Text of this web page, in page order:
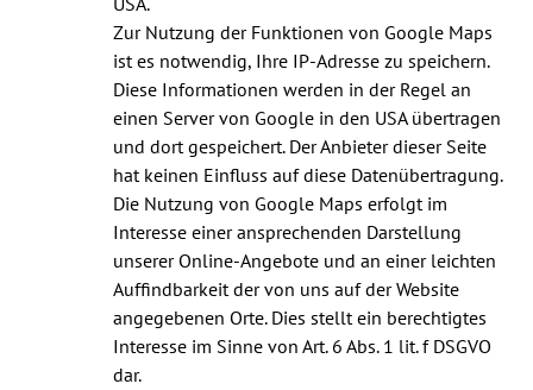
Zur Nutzung der Funktionen von Google Maps
ist es notwendig, Ihre IP-Adresse zu speichern.
Diese Informationen werden in der Regel an
einen Server von Google in den USA übertragen
und dort gespeichert. Der Anbieter dieser Seite
hat keinen Einfluss auf diese Datenübertragung.
Die Nutzung von Google Maps erfolgt im
Interesse einer ansprechenden Darstellung
unserer Online-Angebote und an einer leichten
Auffindbarkeit der von uns auf der Website
angegebenen Orte. Dies stellt ein berechtigtes
Interesse im Sinne von Art. 6 Abs. 1 lit. f DSGVO
dar.